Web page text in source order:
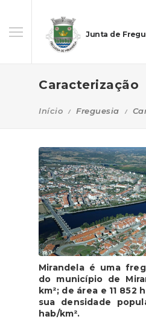
Junta de
Caracterização
Início Freguesia
Mirandela é uma
do município de
km²; de área e 11 852
sua densidade
hab/km².